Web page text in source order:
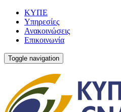
ΚΥΠΕ
Υπηρεσίες
Ανακοινώσεις
Επικοινωνία
Toggle navigation